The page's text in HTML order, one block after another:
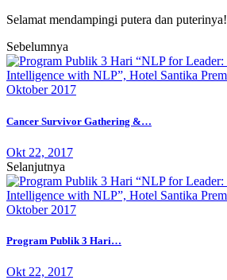
Selamat mendampingi putera dan puterinya!
Sebelumnya
Cancer Survivor Gathering &…
Okt 22, 2017
Selanjutnya
Program Publik 3 Hari…
Okt 22, 2017